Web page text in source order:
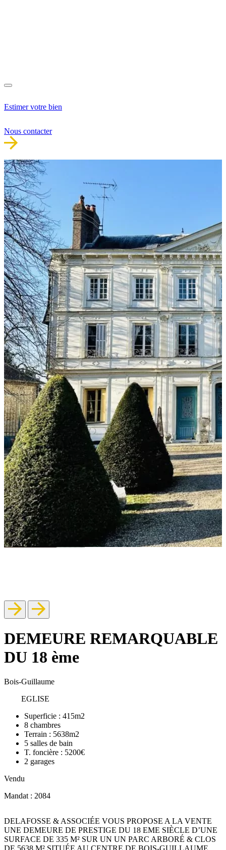
Estimer votre bien
Nous contacter
DEMEURE REMARQUABLE
DU 18 ème
Bois-Guillaume
EGLISE
Superficie : 415m2
8 chambres
Terrain : 5638m2
5 salles de bain
T. foncière : 5200€
2 garages
Vendu
Mandat : 2084
DELAFOSSE & ASSOCIÉE VOUS PROPOSE A LA VENTE
UNE DEMEURE DE PRESTIGE DU 18 EME SIÈCLE D’UNE
SURFACE DE 335 M² SUR UN UN PARC ARBORÉ & CLOS